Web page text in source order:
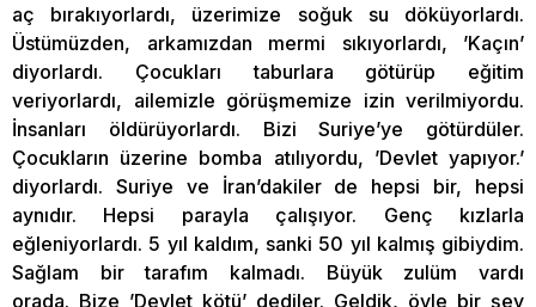
aç bırakıyorlardı, üzerimize soğuk su döküyorlardı.
Üstümüzden, arkamızdan mermi sıkıyorlardı, ’Kaçın’
diyorlardı. Çocukları taburlara götürüp eğitim
veriyorlardı, ailemizle görüşmemize izin verilmiyordu.
İnsanları öldürüyorlardı. Bizi Suriye’ye götürdüler.
Çocukların üzerine bomba atılıyordu, ’Devlet yapıyor.’
diyorlardı. Suriye ve İran’dakiler de hepsi bir, hepsi
aynıdır. Hepsi parayla çalışıyor. Genç kızlarla
eğleniyorlardı. 5 yıl kaldım, sanki 50 yıl kalmış gibiydim.
Sağlam bir tarafım kalmadı. Büyük zulüm vardı
orada. Bize ’Devlet kötü’ dediler. Geldik, öyle bir şey